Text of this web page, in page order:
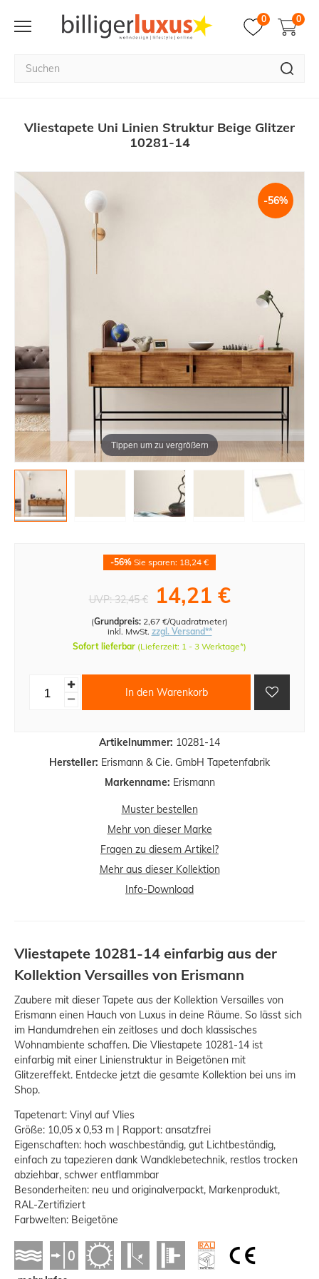
0 0
Vliestapete Uni Linien Struktur Beige Glitzer
10281-14
Tippen um zu vergrößern
-56%
Artikelnummer: 10281-14
Hersteller: Erismann & Cie. GmbH Tapetenfabrik
Markenname: Erismann
-56% Sie sparen: 18,24 €
UVP:32,45 € 14,21 €
(Grundpreis: 2,67 €/Quadratmeter)
inkl. MwSt. zzgl. Versand**
Sofort lieferbar (Lieferzeit: 1 - 3 Werktage*)
In den Warenkorb
Muster bestellen
Mehr von dieser Marke
Fragen zu diesem Artikel?
Mehr aus dieser Kollektion
Info-Download
Vliestapete 10281-14 einfarbig aus der
Kollektion Versailles von Erismann
Zaubere mit dieser Tapete aus der Kollektion Versailles von
Erismann einen Hauch von Luxus in deine Räume. So lässt sich
im Handumdrehen ein zeitloses und doch klassisches
Wohnambiente schaffen. Die Vliestapete 10281-14 ist
einfarbig mit einer Linienstruktur in Beigetönen mit
Glitzereffekt. Entdecke jetzt die gesamte Kollektion bei uns im
Shop.
Tapetenart: Vinyl auf Vlies
Größe: 10,05 x 0,53 m | Rapport: ansatzfrei
Eigenschaften: hoch waschbeständig, gut Lichtbeständig,
einfach zu tapezieren dank Wandklebetechnik, restlos trocken
abziehbar, schwer entflammbar
Besonderheiten: neu und originalverpackt, Markenprodukt,
RAL-Zertifiziert
Farbwelten: Beigetöne